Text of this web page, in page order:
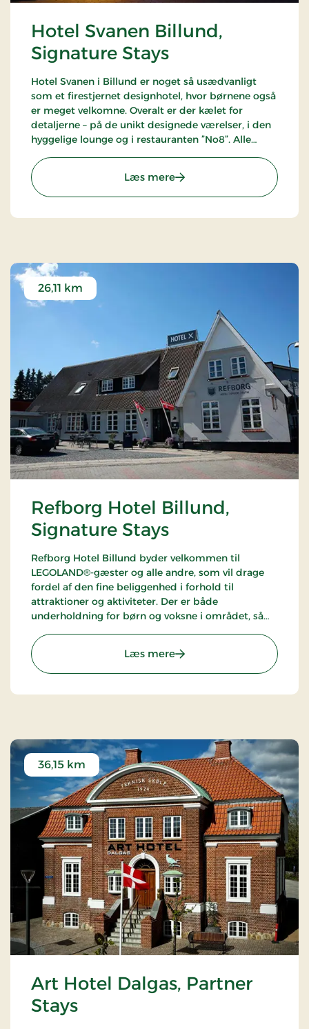
Hotel Svanen Billund,
Signature Stays
Hotel Svanen i Billund er noget så usædvanligt
som et firestjernet designhotel, hvor børnene også
er meget velkomne. Overalt er der kælet for
detaljerne – på de unikt designede værelser, i den
hyggelige lounge og i restauranten ”No8”. Alle
sublime som muligt.
Læs mere: Hotel Svanen Billund,
Refborg Hotel Billund,
Signature Stays
26,11 km
Refborg Hotel Billund byder velkommen til
LEGOLAND®-gæster og alle andre, som vil drage
fordel af den fine beliggenhed i forhold til
attraktioner og aktiviteter. Der er både
underholdning for børn og voksne i området, så
til.
Læs mere: Refborg Hotel Billund,
Art Hotel Dalgas, Partner
Stays
36,15 km